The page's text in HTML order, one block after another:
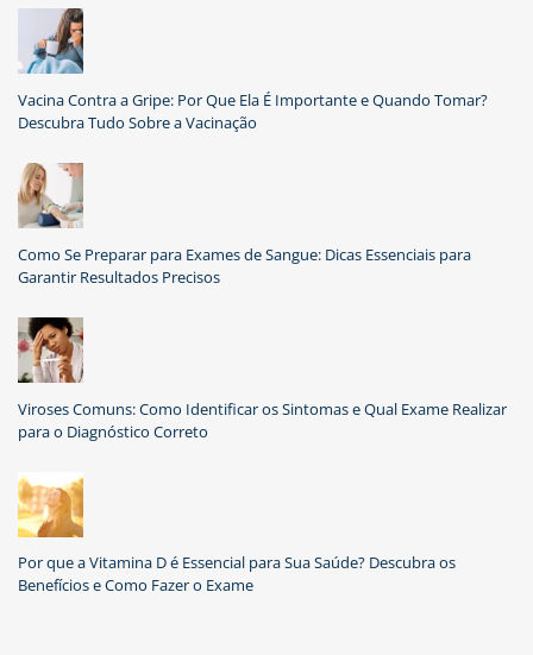
Vacina Contra a Gripe: Por Que Ela É Importante e Quando Tomar?
Descubra Tudo Sobre a Vacinação
Como Se Preparar para Exames de Sangue: Dicas Essenciais para
Garantir Resultados Precisos
Viroses Comuns: Como Identificar os Sintomas e Qual Exame Realizar
para o Diagnóstico Correto
Por que a Vitamina D é Essencial para Sua Saúde? Descubra os
Benefícios e Como Fazer o Exame